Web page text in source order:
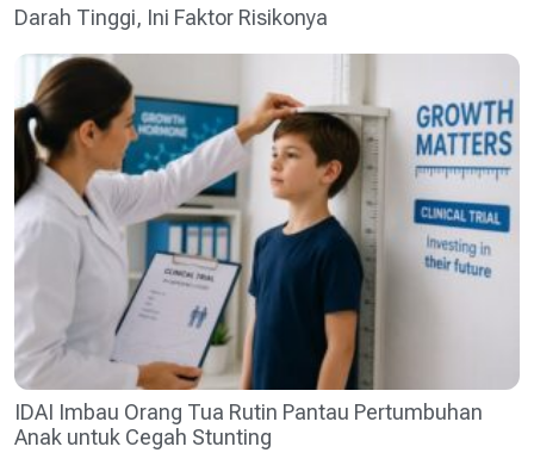
Darah Tinggi, Ini Faktor Risikonya
IDAI Imbau Orang Tua Rutin Pantau Pertumbuhan
Anak untuk Cegah Stunting